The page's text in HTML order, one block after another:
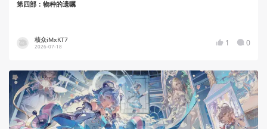
第四部：物种的遗嘱
核众iMxKT7
2026-07-18 1 0